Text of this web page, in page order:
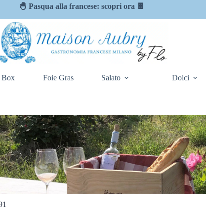
🐣 Pasqua alla francese: scopri ora 🍫
Box Foie Gras Salato Dolci
Miel 1991